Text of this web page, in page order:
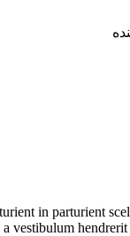
in parturient
vestibulum hendrerit